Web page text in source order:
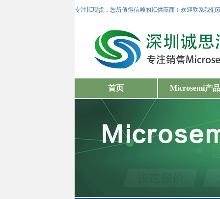
专注IC现货，您所值得信赖的IC供应商！欢迎联系我们
首页 Microsemi产